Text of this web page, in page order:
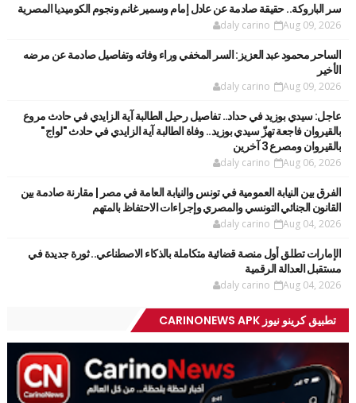
سر الباروكة.. حقيقة صادمة عن عادل إمام وسمير غانم ونجوم الكوميديا المصرية
daly carino Aug 09, 2026
الساحر محمود عبد العزيز: السر المخفي وراء وفاته وتفاصيل صادمة عن مرضه
الأخير
daly carino Aug 09, 2026
عاجل: سيدي بوزيد في حداد.. تفاصيل رحيل الطالبة آية الزايدي في حادث مروع
بالقيروان فاجعة تهزّ سيدي بوزيد.. وفاة الطالبة آية الزايدي في حادث "لواج"
بالقيروان ومصرع 3 آخرين
daly carino Aug 06, 2026
الفرق بين النيابة العمومية في تونس والنيابة العامة في مصر | مقارنة صادمة بين
القانون الجنائي التونسي والمصري وإجراءات الاحتفاظ بالمتهم
daly carino Aug 04, 2026
الإمارات تطلق أول منصة قضائية متكاملة بالذكاء الاصطناعي.. ثورة جديدة في
مستقبل العدالة الرقمية
daly carino Aug 04, 2026
تطبيق كرينو نيوز CARINONEWS APK